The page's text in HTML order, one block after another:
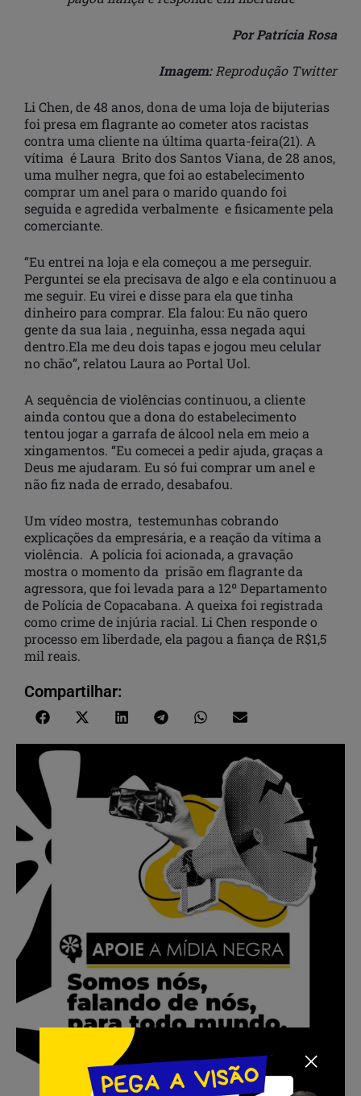
Por Patrícia Rosa
Imagem:Reprodução Twitter
Li Chen, de 48 anos, dona de uma loja de bijuterias
foi presa em flagrante ao cometer atos racistas
contra uma cliente na última quarta-feira(21). A
vítima é Laura Brito dos Santos Viana, de 28 anos,
uma mulher negra, que foi ao estabelecimento
comprar um anel para o marido quando foi
seguida e agredida verbalmente e fisicamente pela
comerciante.
“Eu entrei na loja e ela começou a me perseguir.
Perguntei se ela precisava de algo e ela continuou a
me seguir. Eu virei e disse para ela que tinha
dinheiro para comprar. Ela falou: Eu não quero
gente da sua laia , neguinha, essa negada aqui
dentro.Ela me deu dois tapas e jogou meu celular
no chão”, relatou Laura ao Portal Uol.
A sequência de violências continuou, a cliente
ainda contou que a dona do estabelecimento
tentou jogar a garrafa de álcool nela em meio a
xingamentos. “Eu comecei a pedir ajuda, graças a
Deus me ajudaram. Eu só fui comprar um anel e
não fiz nada de errado, desabafou.
Um vídeo mostra, testemunhas cobrando
explicações da empresária, e a reação da vítima a
violência. A polícia foi acionada, a gravação
mostra o momento da prisão em flagrante da
agressora, que foi levada para a 12º Departamento
de Polícia de Copacabana. A queixa foi registrada
como crime de injúria racial. Li Chen responde o
processo em liberdade, ela pagou a fiança de R$1,5
mil reais.
Compartilhar: